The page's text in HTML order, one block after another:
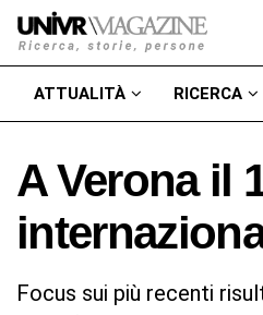
ATTUALITÀ RICERCA
A Verona il
Focus sui più recenti